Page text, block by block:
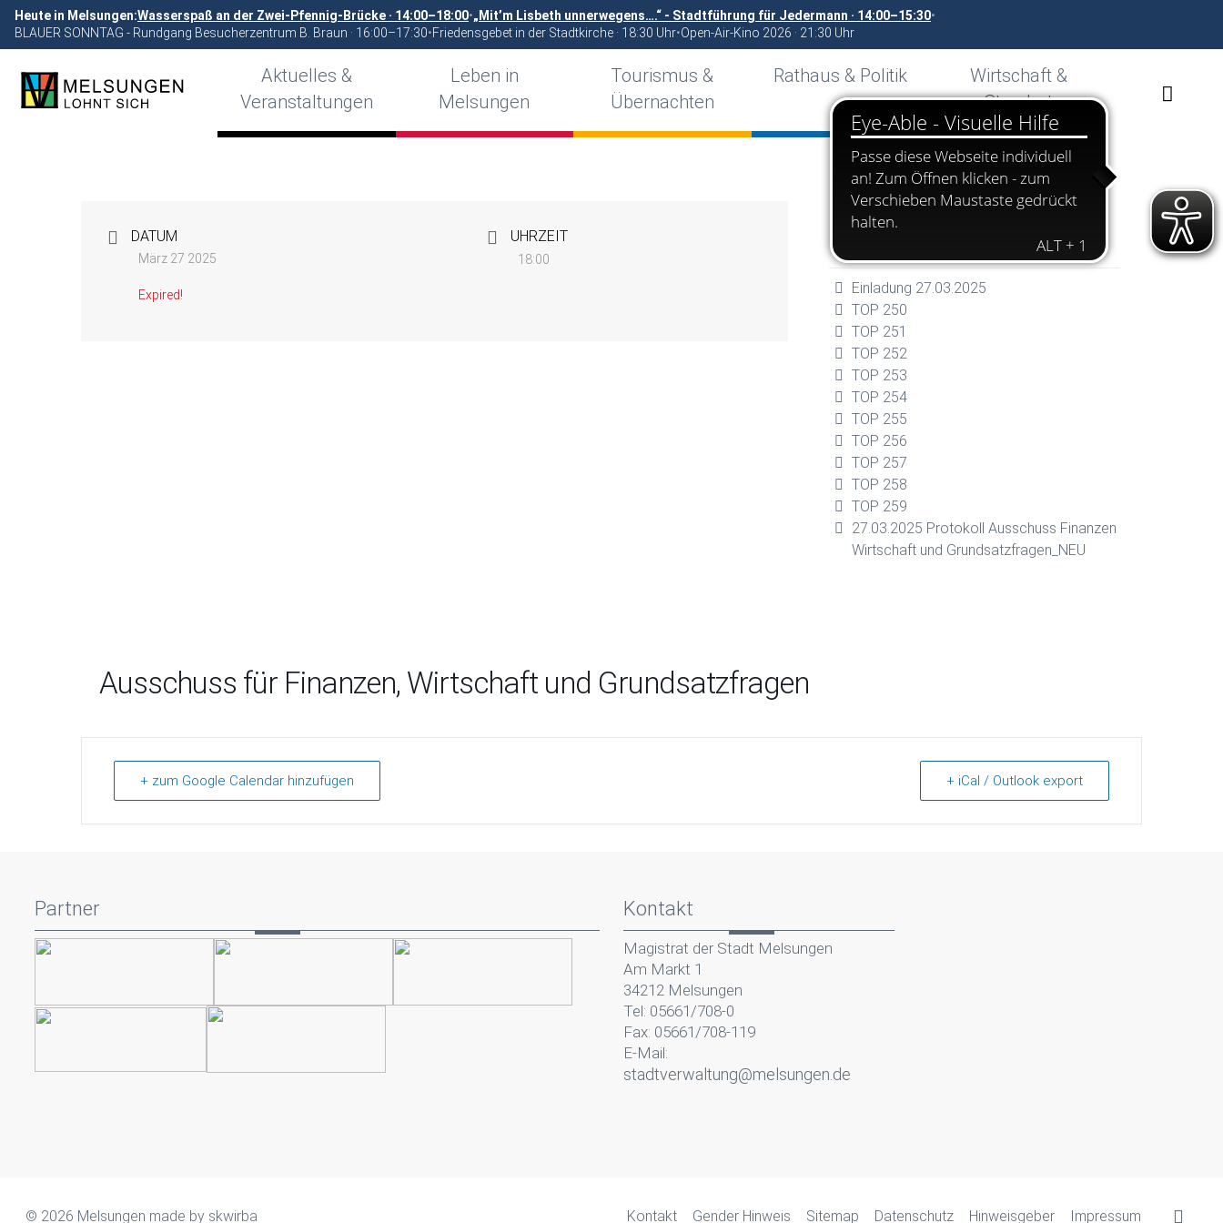
Heute in Melsungen:Wasserspaß an der Zwei-Pfennig-Brücke · 14:00–18:00•„Mit’m Lisbeth unnerwegens….“ - Stadtführung für Jedermann · 14:00–15:30•
BLAUER SONNTAG - Rundgang Besucherzentrum B. Braun · 16:00–17:30•Friedensgebet in der Stadtkirche · 18:30 Uhr•Open-Air-Kino 2026 · 21:30 Uhr
Aktuelles &
Veranstaltungen
Leben in
Melsungen
Tourismus &
Übernachten
Rathaus & Politik
Wirtschaft &
Standort
DATUM
März 27 2025
Expired!
UHRZEIT
18:00
Dokumente
Einladung 27.03.2025
TOP 250
TOP 251
TOP 252
TOP 253
TOP 254
TOP 255
TOP 256
TOP 257
TOP 258
TOP 259
27.03.2025 Protokoll Ausschuss Finanzen
Wirtschaft und Grundsatzfragen_NEU
Ausschuss für Finanzen, Wirtschaft und Grundsatzfragen
+ zum Google Calendar hinzufügen + iCal / Outlook export
Partner Kontakt
Magistrat der Stadt Melsungen
Am Markt 1
34212 Melsungen
Tel: 05661/708-0
Fax: 05661/708-119
E-Mail:
stadtverwaltung@melsungen.de
© 2026 Melsungen made by skwirba Kontakt Gender Hinweis Sitemap Datenschutz Hinweisgeber Impressum